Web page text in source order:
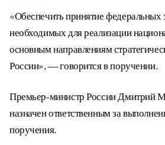
«Обеспечить принятие федеральных
необходимых для реализации
основным направлениям
России», — говорится в поручении.
Премьер-министр России Дмитрий
назначен ответственным за
поручения.